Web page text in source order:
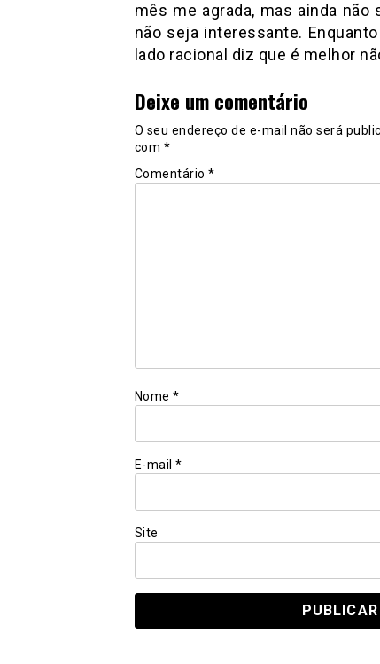
mês me agrada, mas ainda
não seja interessante.
lado racional diz que é melhor
Deixe um comentário
O seu endereço de e-mail não será
com *
Comentário *
Nome *
E-mail *
Site